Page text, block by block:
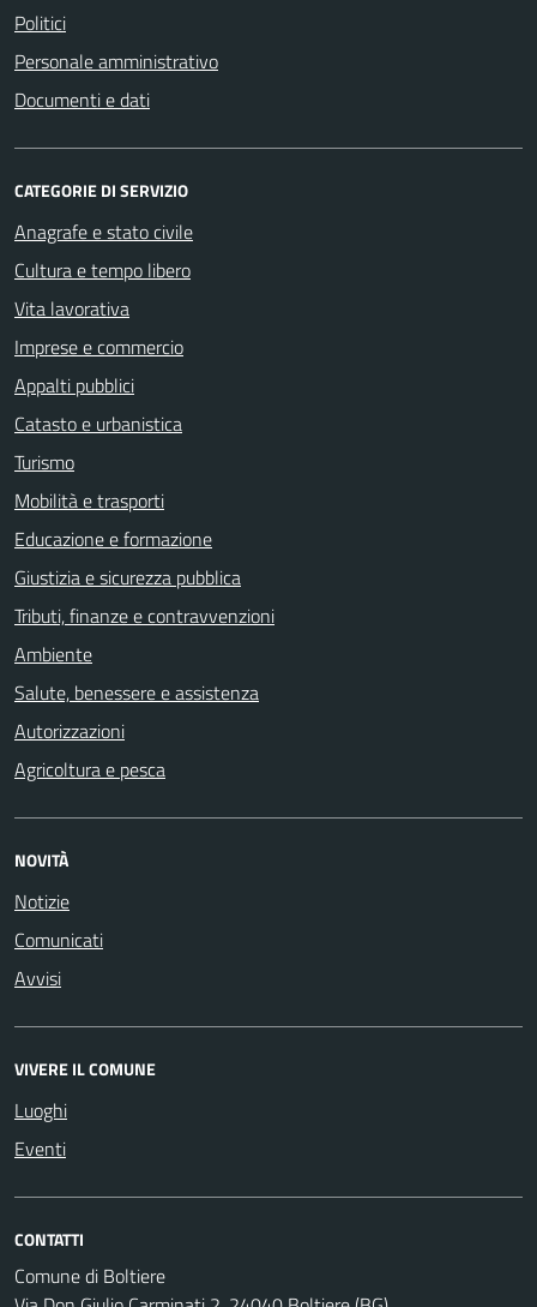
Politici
Personale amministrativo
Documenti e dati
CATEGORIE DI SERVIZIO
Anagrafe e stato civile
Cultura e tempo libero
Vita lavorativa
Imprese e commercio
Appalti pubblici
Catasto e urbanistica
Turismo
Mobilità e trasporti
Educazione e formazione
Giustizia e sicurezza pubblica
Tributi, finanze e contravvenzioni
Ambiente
Salute, benessere e assistenza
Autorizzazioni
Agricoltura e pesca
NOVITÀ
Notizie
Comunicati
Avvisi
VIVERE IL COMUNE
Luoghi
Eventi
CONTATTI
Comune di Boltiere